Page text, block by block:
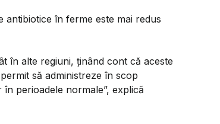
antibiotice în ferme este mai redus
în alte regiuni, ținând cont că aceste
să administreze în scop
perioadele normale”, explică